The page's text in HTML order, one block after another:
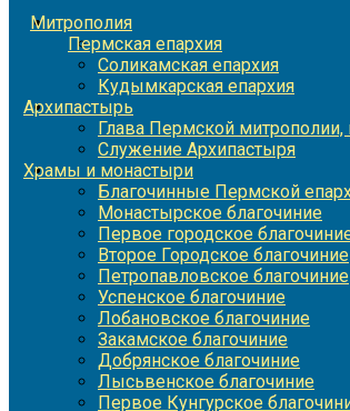
Митрополия
Пермская епархия
Соликамская епархия
Кудымкарская епархия
Архипастырь
Глава Пермской
Служение Архипастыря
Храмы и монастыри
Благочинные Пермской
Монастырское благочиние
Первое городское
Второе Городское благочиние
Петропавловское благочиние
Успенское благочиние
Лобановское благочиние
Закамское благочиние
Добрянское благочиние
Лысьвенское благочиние
Первое Кунгурское